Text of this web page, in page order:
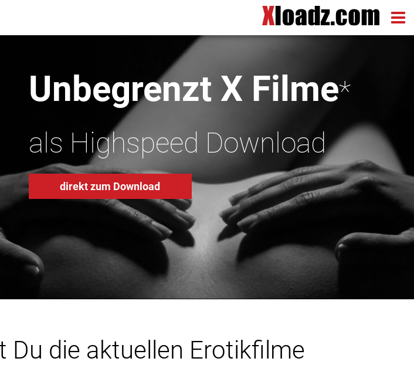
Unbegrenzt X Filme*
als Highspeed Download
direkt zum Download
Du die aktuellen Erotikfilme